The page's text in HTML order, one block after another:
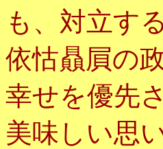
も、対立す
依怙贔屓の
幸せを優先
美味しい思